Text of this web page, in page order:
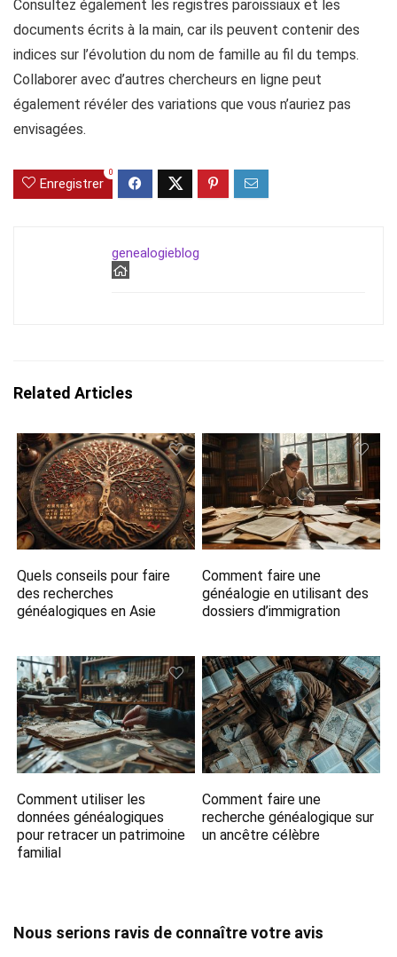
Consultez également les registres paroissiaux et les
documents écrits à la main, car ils peuvent contenir des
indices sur l’évolution du nom de famille au fil du temps.
Collaborer avec d’autres chercheurs en ligne peut
également révéler des variations que vous n’auriez pas
envisagées.
Enregistrer
0
genealogieblog
Related Articles
Quels conseils pour faire
des recherches
généalogiques en Asie
Comment faire une
généalogie en utilisant des
dossiers d’immigration
Comment utiliser les
données généalogiques
pour retracer un patrimoine
familial
Comment faire une
recherche généalogique sur
un ancêtre célèbre
Nous serions ravis de connaître votre avis